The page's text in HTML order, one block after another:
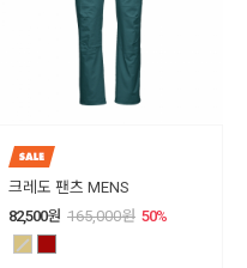
크레도 팬츠 MENS
82,500원 165,000원 50%